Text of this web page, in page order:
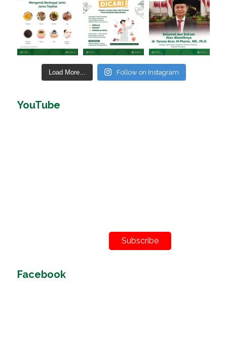
Load More... Follow on Instagram
YouTube
Subscribe
Facebook